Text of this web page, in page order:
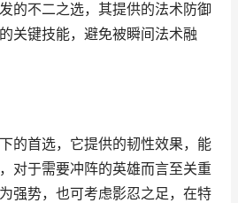
的不二之选，其提供的法术防御
关键技能，避免被瞬间法术融
的首选，它提供的韧性效果，能
对于需要冲阵的英雄而言至关重
强势，也可考虑影忍之足，在特